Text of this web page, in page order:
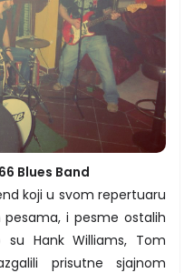
Blues Band
koji u svom repertuaru
pesama, i pesme ostalih
Hank Williams, Tom
prisutne sjajnom